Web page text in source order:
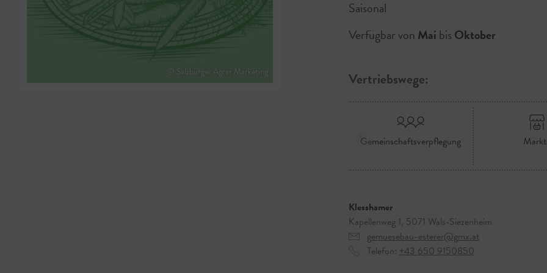
© Salzburger Agrar Marketing
Saisonal
Verfügbar von Mai bis Oktober
Vertriebswege:
Gemeinschaftsverpflegung
Klesshamer
Kapellenweg 1, 5071 Wals-Siezenheim
gemuesebau-esterer@gmx.at
Telefon: +43 650 9150850